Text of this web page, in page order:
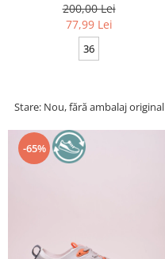
200,00 Lei
77,99 Lei
36
Stare: Nou, fără ambalaj original
-65%